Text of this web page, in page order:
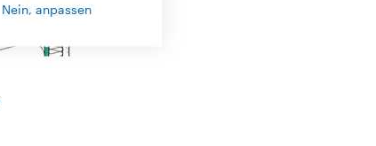
Nein, anpassen